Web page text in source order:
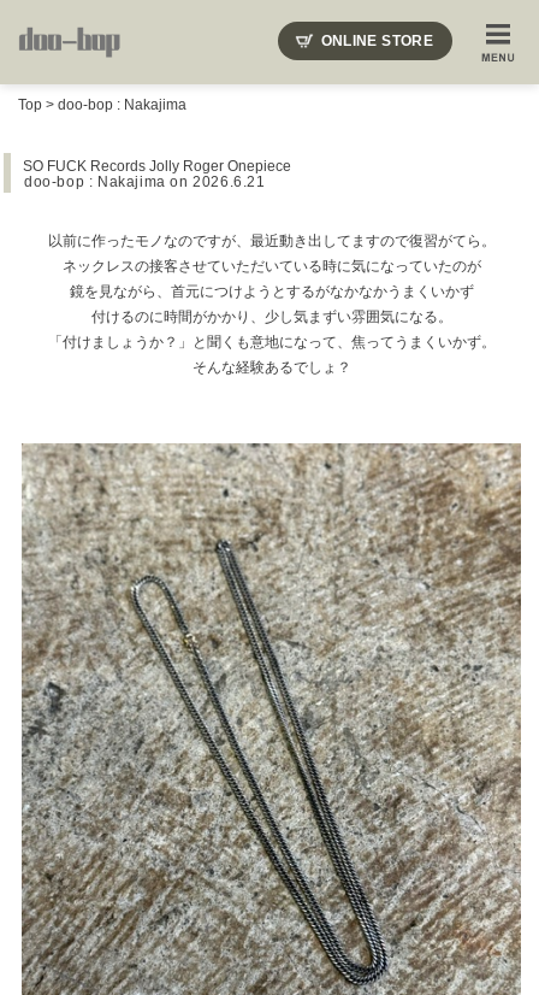
ONLINE STORE
Top > doo-bop : Nakajima
SO FUCK Records Jolly Roger Onepiece
doo-bop : Nakajima on 2026.6.21
以前に作ったモノなのですが、最近動き出してますので復習がてら。
ネックレスの接客させていただいている時に気になっていたのが
鏡を見ながら、首元につけようとするがなかなかうまくいかず
付けるのに時間がかかり、少し気まずい雰囲気になる。
「付けましょうか？」と聞くも意地になって、焦ってうまくいかず。
そんな経験あるでしょ？